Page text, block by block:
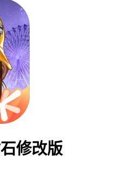
修改版